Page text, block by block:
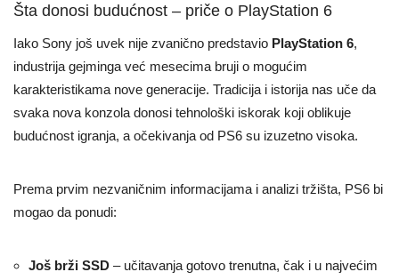
Šta donosi budućnost – priče o PlayStation 6
Iako Sony još uvek nije zvanično predstavio PlayStation 6,
industrija gejminga već mesecima bruji o mogućim
karakteristikama nove generacije. Tradicija i istorija nas uče da
svaka nova konzola donosi tehnološki iskorak koji oblikuje
budućnost igranja, a očekivanja od PS6 su izuzetno visoka.
Prema prvim nezvaničnim informacijama i analizi tržišta, PS6 bi
mogao da ponudi:
Još brži SSD – učitavanja gotovo trenutna, čak i u najvećim